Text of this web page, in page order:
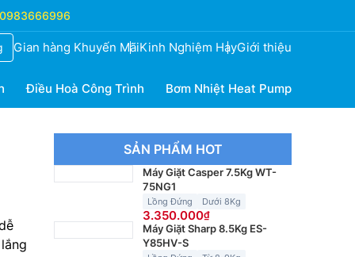
Gian hàng Khuyến MãiKinh Nghiệm HayGiới thiệu
Điều Hoà Công Trình Bơm Nhiệt Heat Pump
SẢN PHẨM HOT
Máy Giặt Casper 7.5Kg WT-
75NG1
Lồng Đứng Dưới 8Kg
3.350.000
Máy Giặt Sharp 8.5Kg ES-
Y85HV-S